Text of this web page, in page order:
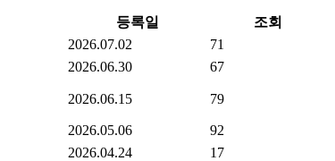
등록일
조회
2026.07.02
71
2026.06.30 67
2026.06.15 79
2026.05.06
92
2026.04.24
17